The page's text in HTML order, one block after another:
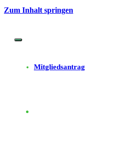
Zum Inhalt springen
Mitgliedsantrag